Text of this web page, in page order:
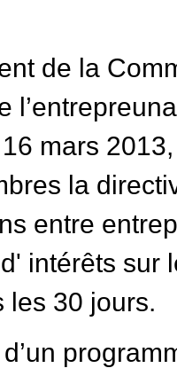
de la
mars
la
entre
intérêts sur
les 30 jours.